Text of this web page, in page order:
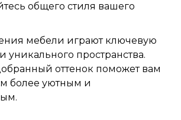
общего стиля вашего
мебели играют ключевую
уникального пространства.
оттенок поможет вам
более уютным и